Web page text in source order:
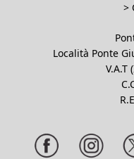
>
Località Ponte
V.A.T